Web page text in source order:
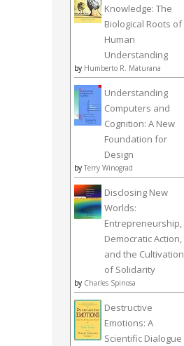
Knowledge: The
Biological Roots of
Human
Understanding
by Humberto R. Maturana
Understanding
Computers and
Cognition: A New
Foundation for
Design
by Terry Winograd
Disclosing New
Worlds:
Entrepreneurship,
Democratic Action,
and the Cultivation
of Solidarity
by Charles Spinosa
Destructive
Emotions: A
Scientific Dialogue